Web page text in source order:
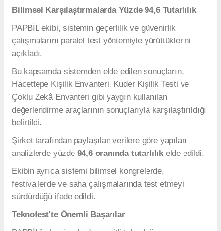
Bilimsel Karşılaştırmalarda Yüzde 94,6 Tutarlılık
PAPBİL ekibi, sistemin geçerlilik ve güvenirlik
çalışmalarını paralel test yöntemiyle yürüttüklerini
açıkladı.
Bu kapsamda sistemden elde edilen sonuçların,
Hacettepe Kişilik Envanteri, Kuder Kişilik Testi ve
Çoklu Zekâ Envanteri gibi yaygın kullanılan
değerlendirme araçlarının sonuçlarıyla karşılaştırıldığı
belirtildi.
Şirket tarafından paylaşılan verilere göre yapılan
analizlerde yüzde 94,6 oranında tutarlılıkelde edildi.
Ekibin ayrıca sistemi bilimsel kongrelerde,
festivallerde ve saha çalışmalarında test etmeyi
sürdürdüğü ifade edildi.
Teknofest'te Önemli Başarılar